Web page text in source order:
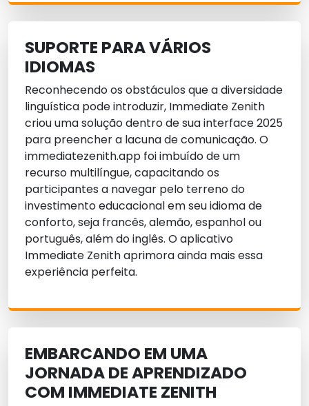
SUPORTE PARA VÁRIOS
IDIOMAS
Reconhecendo os obstáculos que a diversidade
linguística pode introduzir, Immediate Zenith
criou uma solução dentro de sua interface 2025
para preencher a lacuna de comunicação. O
immediatezenith.app foi imbuído de um
recurso multilíngue, capacitando os
participantes a navegar pelo terreno do
investimento educacional em seu idioma de
conforto, seja francês, alemão, espanhol ou
português, além do inglês. O aplicativo
Immediate Zenith aprimora ainda mais essa
experiência perfeita.
EMBARCANDO EM UMA
JORNADA DE APRENDIZADO
COM IMMEDIATE ZENITH